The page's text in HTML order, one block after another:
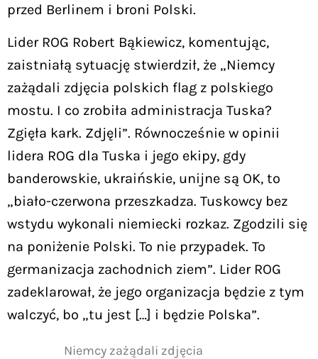
przed Berlinem i broni Polski.
Lider ROG Robert Bąkiewicz, komentując,
zaistniałą sytuację stwierdził, że „Niemcy
zażądali zdjęcia polskich flag z polskiego
mostu. I co zrobiła administracja Tuska?
Zgięła kark. Zdjęli”. Równocześnie w opinii
lidera ROG dla Tuska i jego ekipy, gdy
banderowskie, ukraińskie, unijne są OK, to
„biało-czerwona przeszkadza. Tuskowcy bez
wstydu wykonali niemiecki rozkaz. Zgodzili się
na poniżenie Polski. To nie przypadek. To
germanizacja zachodnich ziem”. Lider ROG
zadeklarował, że jego organizacja będzie z tym
walczyć, bo „tu jest […] i będzie Polska”.
Niemcy zażądali zdjęcia